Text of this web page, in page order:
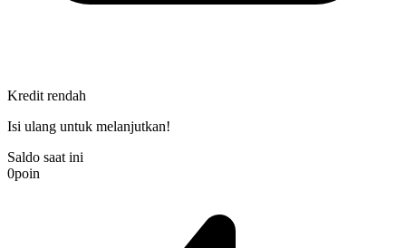
Kredit rendah
Isi ulang untuk melanjutkan!
Saldo saat ini
0poin